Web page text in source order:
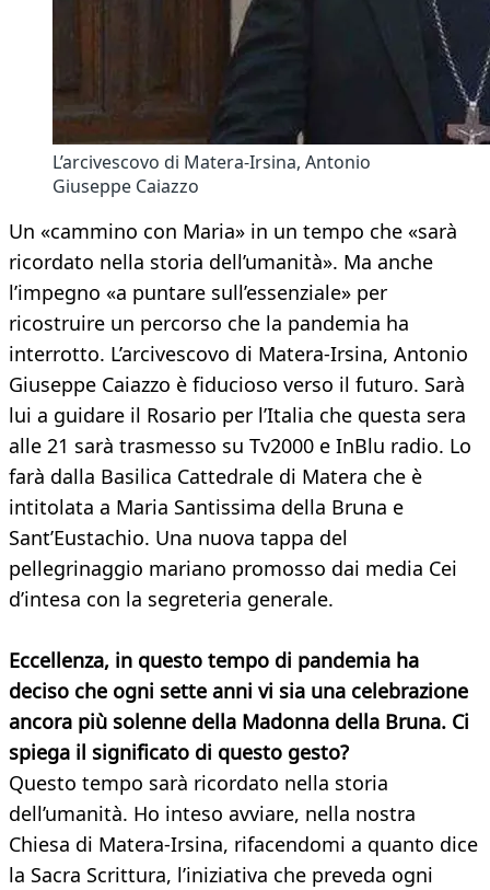
L’arcivescovo di Matera-Irsina, Antonio
Giuseppe Caiazzo
Un «cammino con Maria» in un tempo che «sarà
ricordato nella storia dell’umanità». Ma anche
l’impegno «a puntare sull’essenziale» per
ricostruire un percorso che la pandemia ha
interrotto. L’arcivescovo di Matera-Irsina, Antonio
Giuseppe Caiazzo è fiducioso verso il futuro. Sarà
lui a guidare il Rosario per l’Italia che questa sera
alle 21 sarà trasmesso su Tv2000 e InBlu radio. Lo
farà dalla Basilica Cattedrale di Matera che è
intitolata a Maria Santissima della Bruna e
Sant’Eustachio. Una nuova tappa del
pellegrinaggio mariano promosso dai media Cei
d’intesa con la segreteria generale.
Eccellenza, in questo tempo di pandemia ha
deciso che ogni sette anni vi sia una celebrazione
ancora più solenne della Madonna della Bruna. Ci
spiega il significato di questo gesto?
Questo tempo sarà ricordato nella storia
dell’umanità. Ho inteso avviare, nella nostra
Chiesa di Matera-Irsina, rifacendomi a quanto dice
la Sacra Scrittura, l’iniziativa che preveda ogni